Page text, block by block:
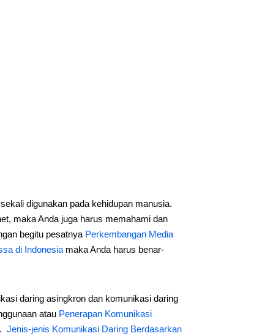
digunakan pada kehidupan manusia.
maka Anda juga harus memahami dan
begitu pesatnya Perkembangan Media
di Indonesiamaka Anda harus benar-
daring asingkron dan komunikasi daring
atau Penerapan Komunikasi
Jenis-jenis Komunikasi Daring Berdasarkan